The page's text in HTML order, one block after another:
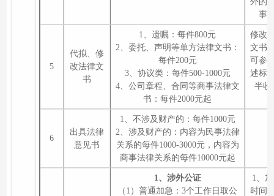
事
5
代拟、修
改法律文
书
1、遗嘱：每件800元
2、委托、声明等单方法律文书：
每件200元
3、协议类：每件500-1000元
4、公司章程、合同等商事法律文
书：每件2000元起
修改
文书
可参
述标
半收
6
出具法律
意见书
1、不涉及财产的：每件1000元
2、涉及财产的：内容为民事法律
关系的每件1000-3000元，内容为
商事法律关系的每件10000元起
1、涉外公证
（1）普通加急：3个工作日取公
1、
时间